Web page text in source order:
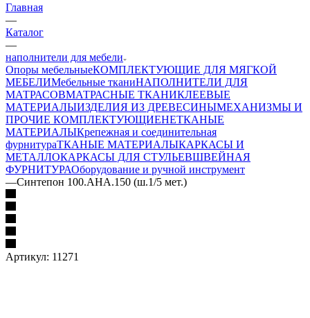
Главная
—
Каталог
—
наполнители для мебели
Опоры мебельныеКОМПЛЕКТУЮЩИЕ ДЛЯ МЯГКОЙ
МЕБЕЛИМебельные тканиНАПОЛНИТЕЛИ ДЛЯ
МАТРАСОВМАТРАСНЫЕ ТКАНИКЛЕЕВЫЕ
МАТЕРИАЛЫИЗДЕЛИЯ ИЗ ДРЕВЕСИНЫМЕХАНИЗМЫ И
ПРОЧИЕ КОМПЛЕКТУЮЩИЕНЕТКАНЫЕ
МАТЕРИАЛЫКрепежная и соединительная
фурнитураТКАНЫЕ МАТЕРИАЛЫКАРКАСЫ И
МЕТАЛЛОКАРКАСЫ ДЛЯ СТУЛЬЕВШВЕЙНАЯ
ФУРНИТУРАОборудование и ручной инструмент
—Синтепон 100.AHA.150 (ш.1/5 мет.)
Артикул: 11271